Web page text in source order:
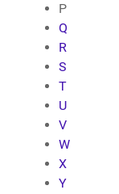
P
Q
R
S
T
U
V
W
X
Y